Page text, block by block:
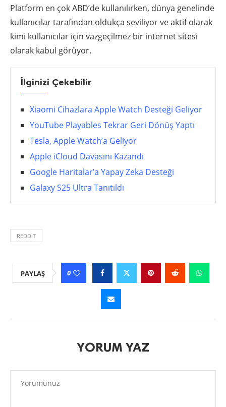
Platform en çok ABD’de kullanılırken, dünya genelinde
kullanıcılar tarafından oldukça seviliyor ve aktif olarak
kimi kullanıcılar için vazgeçilmez bir internet sitesi
olarak kabul görüyor.
İlginizi Çekebilir
Xiaomi Cihazlara Apple Watch Desteği Geliyor
YouTube Playables Tekrar Geri Dönüş Yaptı
Tesla, Apple Watch’a Geliyor
Apple iCloud Davasını Kazandı
Google Haritalar’a Yapay Zeka Desteği
Galaxy S25 Ultra Tanıtıldı
REDDIT
PAYLAŞ 0
YORUM YAZ